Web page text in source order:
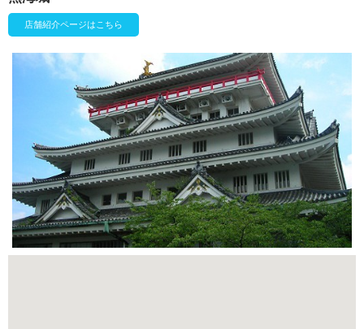
店舗紹介ページはこちら